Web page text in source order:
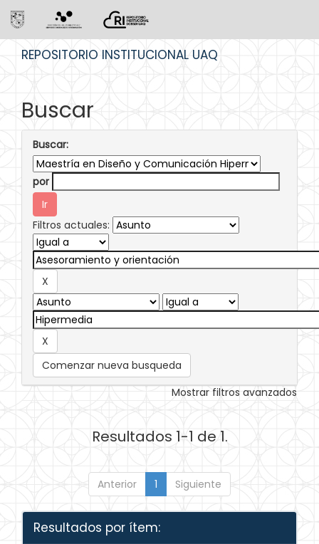
REPOSITORIO INSTITUCIONAL UAQ
Buscar
Buscar:
por
Filtros actuales:
Comenzar nueva busqueda
Mostrar filtros avanzados
Resultados 1-1 de 1.
Anterior 1 Siguiente
Resultados por ítem: